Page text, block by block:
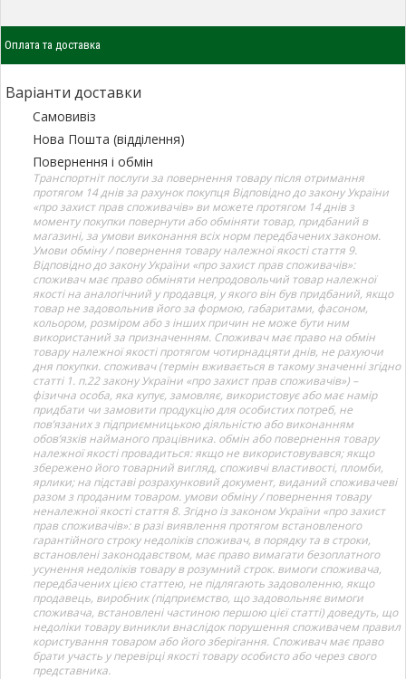
Оплата та доставка
Варіанти доставки
Самовивіз
Нова Пошта (відділення)
Повернення і обмін
Транспортніт послуги за повернення товару після отримання
протягом 14 днів за рахунок покупця Відповідно до закону України
«про захист прав споживачів» ви можете протягом 14 днів з
моменту покупки повернути або обміняти товар, придбаний в
магазині, за умови виконання всіх норм передбачених законом.
Умови обміну / повернення товару належної якості стаття 9.
Відповідно до закону України «про захист прав споживачів»:
споживач має право обміняти непродовольчий товар належної
якості на аналогічний у продавця, у якого він був придбаний, якщо
товар не задовольнив його за формою, габаритами, фасоном,
кольором, розміром або з інших причин не може бути ним
використаний за призначенням. Споживач має право на обмін
товару належної якості протягом чотирнадцяти днів, не рахуючи
дня покупки. споживач (термін вживається в такому значенні згідно
статті 1. п.22 закону України «про захист прав споживачів») –
фізична особа, яка купує, замовляє, використовує або має намір
придбати чи замовити продукцію для особистих потреб, не
пов’язаних з підприємницькою діяльністю або виконанням
обов’язків найманого працівника. обмін або повернення товару
належної якості провадиться: якщо не використовувався; якщо
збережено його товарний вигляд, споживчі властивості, пломби,
ярлики; на підставі розрахунковий документ, виданий споживачеві
разом з проданим товаром. умови обміну / повернення товару
неналежної якості стаття 8. Згідно із законом України «про захист
прав споживачів»: в разі виявлення протягом встановленого
гарантійного строку недоліків споживач, в порядку та в строки,
встановлені законодавством, має право вимагати безоплатного
усунення недоліків товару в розумний строк. вимоги споживача,
передбачених цією статтею, не підлягають задоволенню, якщо
продавець, виробник (підприємство, що задовольняє вимоги
споживача, встановлені частиною першою цієї статті) доведуть, що
недоліки товару виникли внаслідок порушення споживачем правил
користування товаром або його зберігання. Споживач має право
брати участь у перевірці якості товару особисто або через свого
представника.